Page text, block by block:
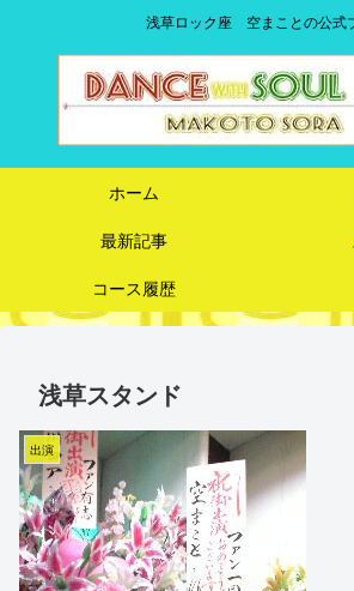
浅草ロック座 空まことの公式
ホーム
最新記事
コース履歴
浅草スタンド
出演